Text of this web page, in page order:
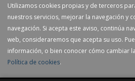
Utilizamos cookies propias y de terceros
nuestros servicios, mejorar la navegación y
navegación. Si acepta este aviso, continúa
web, consideraremos que acepta su uso.
información, o bien conocer cómo cambiar
Política de cookies.